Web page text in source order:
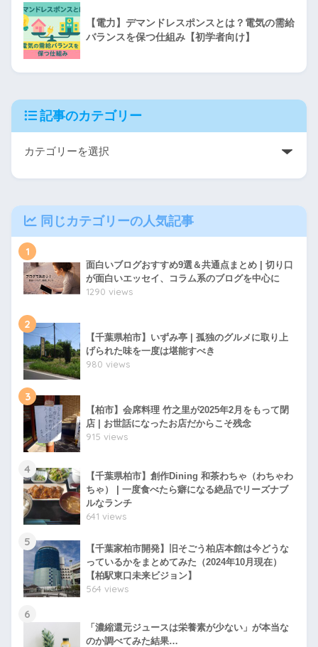
【電力】デマンドレスポンスとは？電気の需給
バランスを保つ仕組み【初学者向け】
記事のカテゴリー
同じカテゴリーの人気記事
1
面白いブログおすすめ9選＆共通点まとめ | 切り口
が面白いエッセイ、コラム系のブログを中心に
1290 views
2
【千葉県柏市】いずみ亭 | 孤独のグルメに取り上
げられた味を一度は堪能すべき
980 views
3
【柏市】会席料理 竹之里が2025年2月をもって閉
店 | お世話になったお店だからこそ残念
915 views
4
【千葉県柏市】創作Dining 和茶わちゃ（わちゃわ
ちゃ） | 一度食べたら癖になる絶品でリーズナブ
ルなランチ
641 views
5
【千葉家柏市開発】旧そごう柏店本館は今どうな
っているかをまとめてみた（2024年10月現在）
【柏駅東口未来ビジョン】
564 views
6
「濃縮還元ジュースは栄養素が少ない」が本当な
のか調べてみた結果…